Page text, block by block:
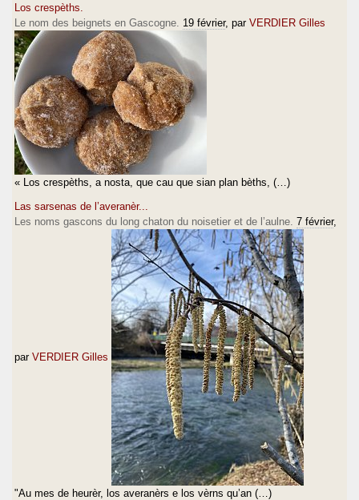
Los crespèths.
Le nom des beignets en Gascogne. 19 février, par VERDIER Gilles
« Los crespèths, a nosta, que cau que sian plan bèths, (…)
Las sarsenas de l’averanèr...
Les noms gascons du long chaton du noisetier et de l’aulne. 7 février,
par VERDIER Gilles
"Au mes de heurèr, los averanèrs e los vèrns qu’an (…)